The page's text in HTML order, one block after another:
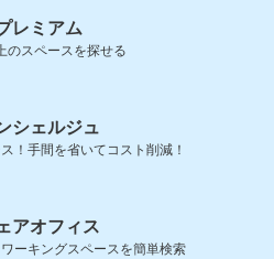
レミアム
のスペースを探せる
シェルジュ
！手間を省いてコスト削減！
アオフィス
ーキングスペースを簡単検索